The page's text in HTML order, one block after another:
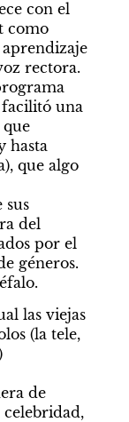
con el
como
rectora.
una
hasta
que algo
sus
del
por el
géneros.
las viejas
(la tele,
de
celebridad,